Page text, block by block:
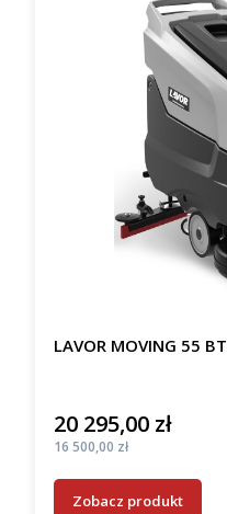
LAVOR MOVING 55 BT
Cena
20 295,00 zł
Cena
16 500,00 zł
Zobacz produkt